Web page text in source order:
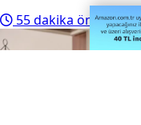
55 dakika önce